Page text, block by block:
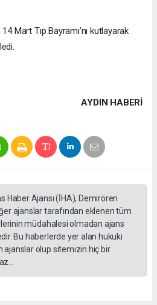
14 Mart Tıp Bayramı’nı kutlayarak
AYDIN HABERİ
Haber Ajansı (İHA), Demirören
ajanslar tarafından eklenen tüm
müdahalesi olmadan ajans
Bu haberlerde yer alan hukuki
ajanslar olup sitemizin hiç bir